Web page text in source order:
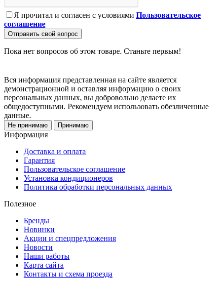
Я прочитал и согласен с условиями Пользовательское
соглашение
Отправить свой вопрос
Пока нет вопросов об этом товаре. Станьте первым!
Вся информация представленная на сайте является
демонстрационной и оставляя информацию о своих
персональных данных, вы добровольно делаете их
общедоступными. Рекомендуем использовать обезличенные
данные.
Не принимаю Принимаю
Информация
Доставка и оплата
Гарантия
Пользовательское соглашение
Установка кондиционеров
Политика обработки персональных данных
Полезное
Бренды
Новинки
Акции и спецпредложения
Новости
Наши работы
Карта сайта
Контакты и схема проезда